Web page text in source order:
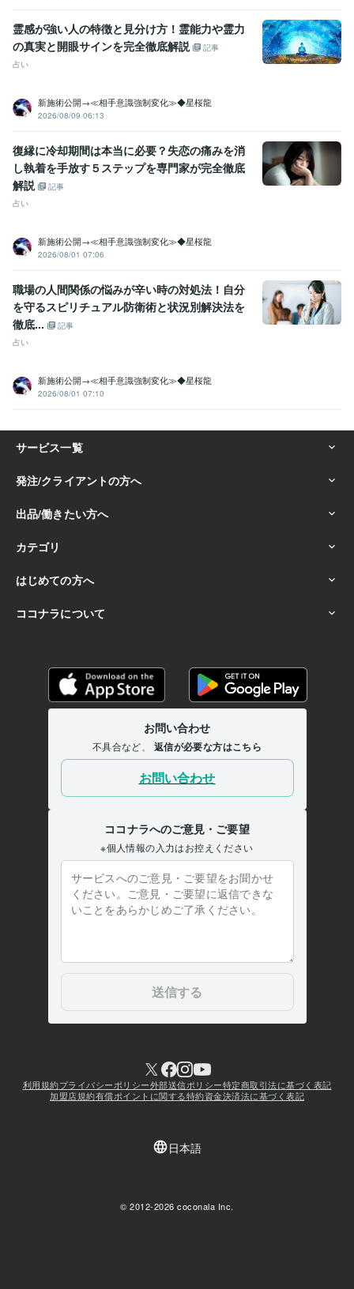
認定スピリチュアルカウンセラー 取得年 : 2003年
認定レイキヒーラー 取得年 : 2004年
認定レイキティーチャー 取得年 : 2005年
メンタル心理カウンセラー 取得年 : 2007年
認定心理士
プログラミング言語・フレームワーク
Git:1年
ビジネス・クリエイティブツール
Excel:5年Word:5年
得意分野
占い
職場 当たる 異性
子宝 妊娠 妊活
宝くじ 運気
運命の人 霊視占い
悩み相談・カウンセリング 霊視、スピリチュアル、占い、波動修正
占い 霊視 スピリチュアル お祓い 波動修正 祈祷 金運
恋愛
仕事占い
ヒーリング
語学力
英語
霊感が強い人の特徴と見分け方！霊能力や霊力
の真実と開眼サインを完全徹底解説
記事
占い
新施術公開→≪相手意識強制変化≫◆星桜龍
2026/08/09 06:13
復縁に冷却期間は本当に必要？失恋の痛みを消
し執着を手放す５ステップを専門家が完全徹底
解説
記事
占い
新施術公開→≪相手意識強制変化≫◆星桜龍
2026/08/01 07:06
職場の人間関係の悩みが辛い時の対処法！自分
を守るスピリチュアル防衛術と状況別解決法を
徹底...
記事
占い
新施術公開→≪相手意識強制変化≫◆星桜龍
2026/08/01 07:10